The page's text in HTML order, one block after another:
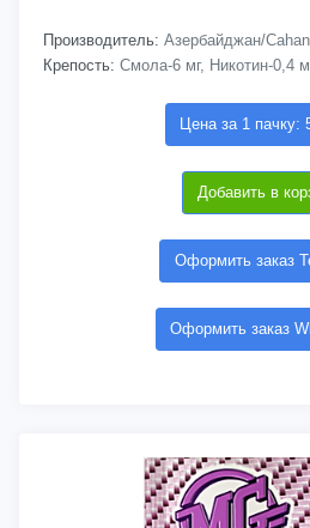
Производитель: Азербайджан/
Крепость: Смола-6 мг, Никотин-0,4
Цена за 1 пачку:
Добавить в
Оформить заказ
Оформить заказ